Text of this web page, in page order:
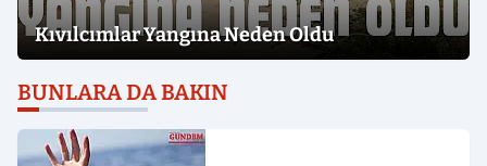
Kıvılcımlar Yangına Neden Oldu
BUNLARA DA BAKIN